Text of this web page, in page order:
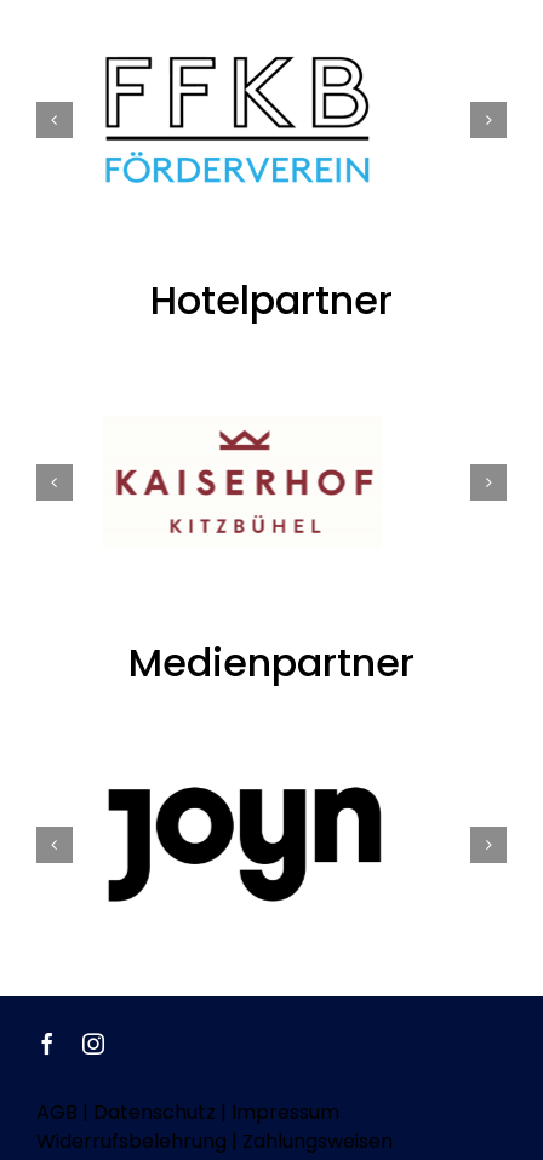
Hotelpartner
Medienpartner
AGB | Datenschutz | Impressum
Widerrufsbelehrung | Zahlungsweisen